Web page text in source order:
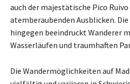
auch der majestätische Pico
atemberaubenden Ausblicken. Die
hingegen beeindruckt Wanderer
Wasserläufen und traumhaften
Die Wandermöglichkeiten auf